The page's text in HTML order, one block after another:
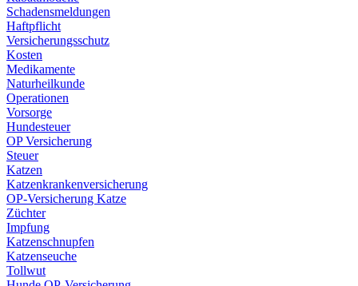
Schadensmeldungen
Haftpflicht
Versicherungsschutz
Kosten
Medikamente
Naturheilkunde
Operationen
Vorsorge
Hundesteuer
OP Versicherung
Steuer
Katzen
Katzenkrankenversicherung
OP-Versicherung Katze
Züchter
Impfung
Katzenschnupfen
Katzenseuche
Tollwut